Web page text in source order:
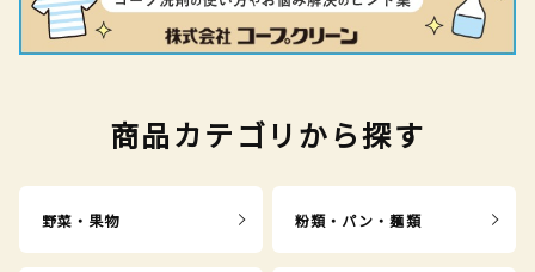
商品カテゴリから探す
野菜・果物 粉類・パン・麺類